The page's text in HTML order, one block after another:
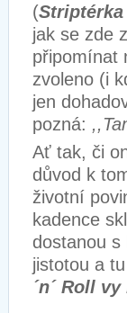
(Striptérka
jak se zde
připomínat
zvoleno (i
jen
pozná:
Ať tak, či
důvod k
životní
kadence
dostanou s
jistotou a
´n´ Roll